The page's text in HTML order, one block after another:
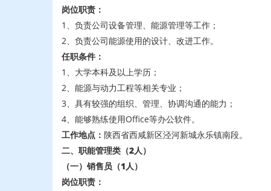
岗位职责：
1、负责公司设备管理、能源管理等工作；
2、负责公司能源使用的设计、改进工作。
任职条件：
1、大学本科及以上学历；
2、能源与动力工程等相关专业；
3、具有较强的组织、管理、协调沟通的能力；
4、能够熟练使用Office等办公软件。
工作地点： 陕西省西咸新区泾河新城永乐镇南段。
二、职能管理类（2人）
（一）销售员 （1人）
岗位职责：